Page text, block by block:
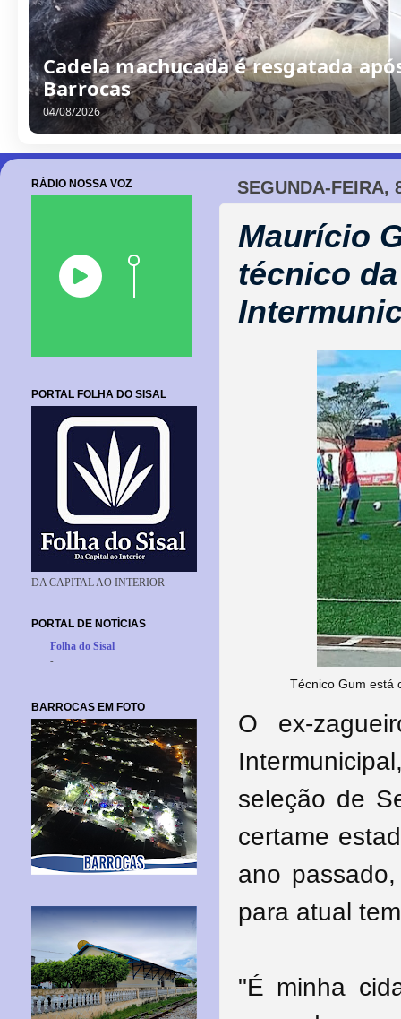
/
0
8
2
0
2
6
SEGUNDA-FEIRA,
Maurício
técnico
Técnico Gum está
O ex-
seleção de
certame
ano
para atual
"É minha
RÁDIO NOSSA VOZ
PORTAL FOLHA DO SISAL
DA CAPITAL AO INTERIOR
PORTAL DE NOTÍCIAS
Folha do Sisal
-
BARROCAS EM FOTO